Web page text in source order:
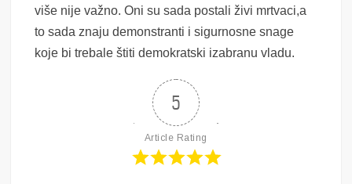
više nije važno. Oni su sada postali živi mrtvaci,a
to sada znaju demonstranti i sigurnosne snage
koje bi trebale štiti demokratski izabranu vladu.
5
Article Rating